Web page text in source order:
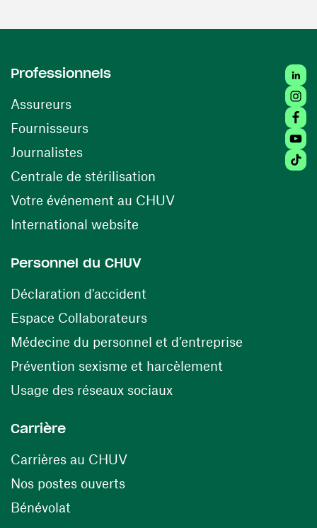
Professionnels
Assureurs
Fournisseurs(ouvre une nouvelle fenêtre)
Journalistes
Centrale de stérilisation (ouvre une nouvelle
Votre événement au CHUV(ouvre une nouvelle
International website
Personnel du CHUV
Déclaration d'accident
Espace Collaborateurs(ouvre une nouvelle fenêtre)
Médecine du personnel et d’entreprise
Prévention sexisme et harcèlement
Usage des réseaux sociaux(ouvre une nouvelle
Carrière
Carrières au CHUV(ouvre une nouvelle fenêtre)
Nos postes ouverts(ouvre une nouvelle fenêtre)
Bénévolat